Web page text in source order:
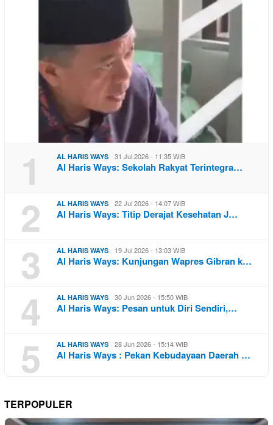
1 AL HARIS WAYS 31 Jul 2026 - 11:35 WIB
Al Haris Ways: Sekolah Rakyat Terintegra…
2 AL HARIS WAYS 22 Jul 2026 - 14:07 WIB
Al Haris Ways: Titip Derajat Kesehatan J…
3 AL HARIS WAYS 19 Jul 2026 - 13:03 WIB
Al Haris Ways: Kunjungan Wapres Gibran k…
4 AL HARIS WAYS 30 Jun 2026 - 15:50 WIB
Al Haris Ways: Pesan untuk Diri Sendiri,…
5 AL HARIS WAYS 28 Jun 2026 - 15:14 WIB
Al Haris Ways : Pekan Kebudayaan Daerah …
TERPOPULER